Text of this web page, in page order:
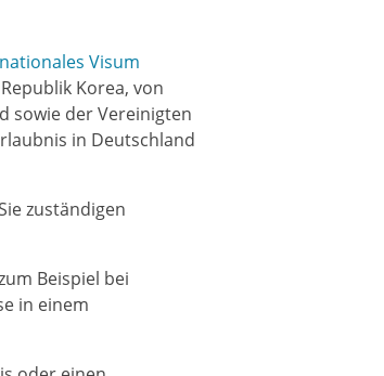
nationales Visum
Korea, von
sowie der Vereinigten
in Deutschland
zuständigen
Beispiel bei
in einem